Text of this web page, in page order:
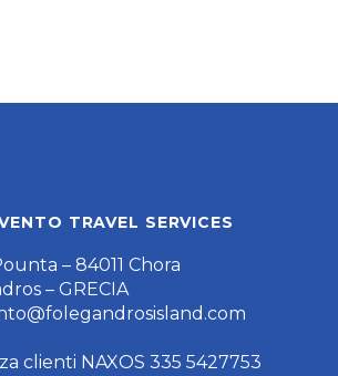
TRAVEL SERVICES
– 84011 Chora
– GRECIA
clienti NAXOS 335 5427753